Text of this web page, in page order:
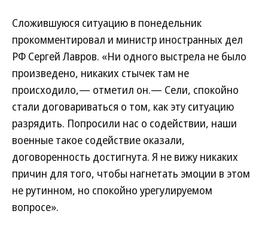
Сложившуюся ситуацию в понедельник
прокомментировал и министр иностранных дел
РФ Сергей Лавров. «Ни одного выстрела не было
произведено, никаких стычек там не
происходило,— отметил он.— Сели, спокойно
стали договариваться о том, как эту ситуацию
разрядить. Попросили нас о содействии, наши
военные такое содействие оказали,
договоренность достигнута. Я не вижу никаких
причин для того, чтобы нагнетать эмоции в этом
не рутинном, но спокойно урегулируемом
вопросе».